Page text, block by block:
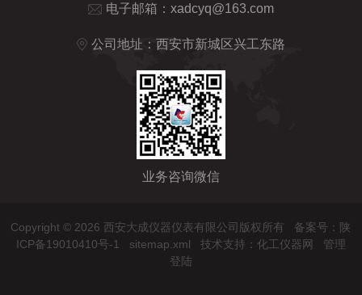
电子邮箱： xadcyq@163.com
公司地址：西安市新城区兴工东路
业务咨询微信
Copyright © 2026 西安大成仪器仪表有限公司版权所有 备案号：陕
ICP备19010410号-1
sitemap.xml 技术支持： 化工仪器网
管理
登陆